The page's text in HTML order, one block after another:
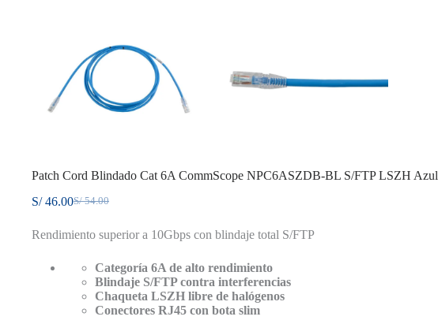
Patch Cord Blindado Cat 6A CommScope NPC6ASZDB-BL S/FTP LSZH Azul
S/54.00
El
original
S/ 54.00.
S/46.00El
actual
S/ 46.00.
Rendimiento superior a 10Gbps con blindaje total S/FTP
Categoría 6A de alto rendimiento
Blindaje S/FTP contra interferencias
Chaqueta LSZH libre de halógenos
Conectores RJ45 con bota slim